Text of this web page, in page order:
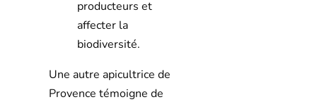
producteurs et
affecter la
biodiversité.
Une autre apicultrice de
Provence témoigne de